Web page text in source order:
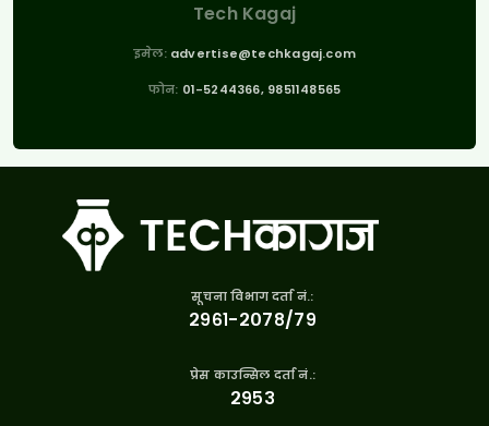
Tech Kagaj
इमेल: advertise@techkagaj.com
फोन: 01-5244366, 9851148565
सूचना विभाग दर्ता नं.:
२९६१-२०७८/७९
प्रेस काउन्सिल दर्ता नं.:
२९५३